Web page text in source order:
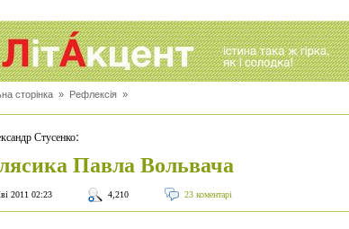
сторінка » Рефлексія »
Стусенко:
Павла Вольвача
2011 02:23 4,210 23 коментарі